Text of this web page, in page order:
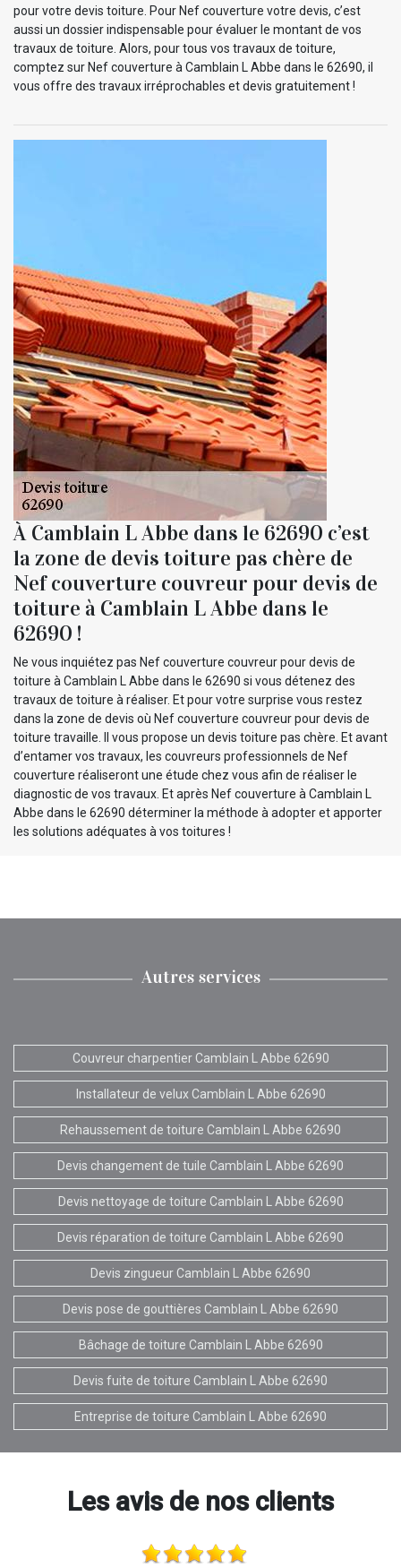
pour votre devis toiture. Pour Nef couverture votre devis, c’est
aussi un dossier indispensable pour évaluer le montant de vos
travaux de toiture. Alors, pour tous vos travaux de toiture,
comptez sur Nef couverture à Camblain L Abbe dans le 62690, il
vous offre des travaux irréprochables et devis gratuitement !
À Camblain L Abbe dans le 62690 c’est
la zone de devis toiture pas chère de
Nef couverture couvreur pour devis de
toiture à Camblain L Abbe dans le
62690 !
Ne vous inquiétez pas Nef couverture couvreur pour devis de
toiture à Camblain L Abbe dans le 62690 si vous détenez des
travaux de toiture à réaliser. Et pour votre surprise vous restez
dans la zone de devis où Nef couverture couvreur pour devis de
toiture travaille. Il vous propose un devis toiture pas chère. Et avant
d’entamer vos travaux, les couvreurs professionnels de Nef
couverture réaliseront une étude chez vous afin de réaliser le
diagnostic de vos travaux. Et après Nef couverture à Camblain L
Abbe dans le 62690 déterminer la méthode à adopter et apporter
les solutions adéquates à vos toitures !
Autres services
Couvreur charpentier Camblain L Abbe 62690
Installateur de velux Camblain L Abbe 62690
Rehaussement de toiture Camblain L Abbe 62690
Devis changement de tuile Camblain L Abbe 62690
Devis nettoyage de toiture Camblain L Abbe 62690
Devis réparation de toiture Camblain L Abbe 62690
Devis zingueur Camblain L Abbe 62690
Devis pose de gouttières Camblain L Abbe 62690
Bâchage de toiture Camblain L Abbe 62690
Devis fuite de toiture Camblain L Abbe 62690
Entreprise de toiture Camblain L Abbe 62690
Les avis de nos clients